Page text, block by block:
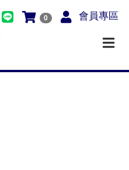
0 會員專區